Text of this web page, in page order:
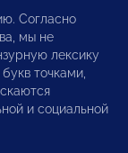
Согласно
мы не
лексику
точками,
и социальной